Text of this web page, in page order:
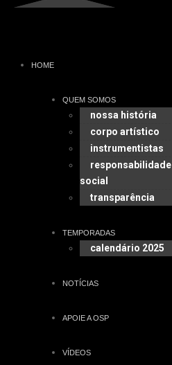
HOME
QUEM SOMOS
nossa história
corpo artístico
instrumentistas
responsabilidade
social
transparência
TEMPORADAS
calendário 2025
NOTÍCIAS
APOIE A OSP
VÍDEOS